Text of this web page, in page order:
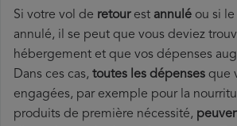
Si votre vol de retourest annulé ou si le
annulé, il se peut que vous deviez
hébergement et que vos dépenses
Dans ces cas, toutes les dépenses que
engagées, par exemple pour la
produits de première nécessité,